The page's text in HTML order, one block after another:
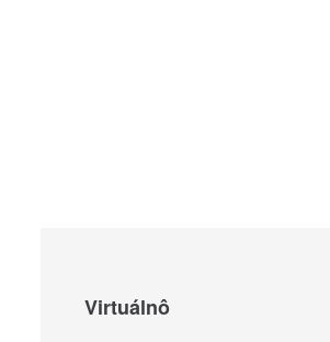
Virtuálnô